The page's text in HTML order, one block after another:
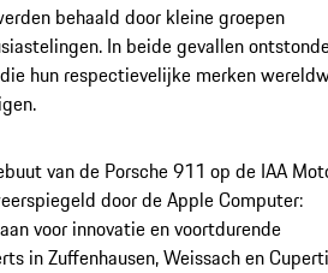
behaald door kleine groepen
In beide gevallen
hun respectievelijke merken
van de Porsche 911 op de IAA
door de Apple Computer:
voor innovatie en voortdurende
in Zuffenhausen, Weissach en